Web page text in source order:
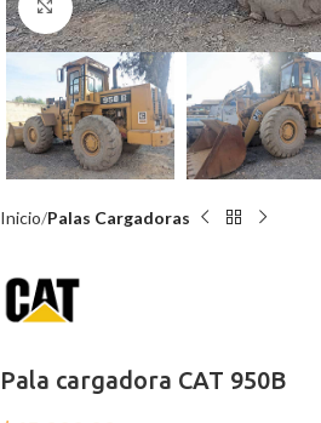
Click para agrandar
Inicio Palas Cargadoras
Pala cargadora CAT 950B